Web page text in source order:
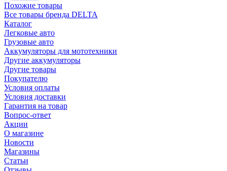
Похожие товары
Все товары бренда DELTA
Каталог
Легковые авто
Грузовые авто
Аккумуляторы для мототехники
Другие аккумуляторы
Другие товары
Покупателю
Условия оплаты
Условия доставки
Гарантия на товар
Вопрос-ответ
Акции
О магазине
Новости
Магазины
Статьи